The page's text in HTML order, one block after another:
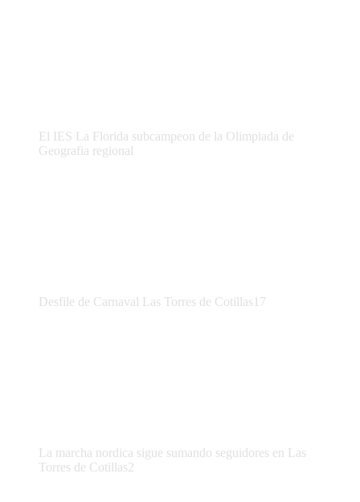
El IES La Florida subcampeon de la Olimpiada de
Geografia regional
Desfile de Carnaval Las Torres de Cotillas17
La marcha nordica sigue sumando seguidores en Las
Torres de Cotillas2